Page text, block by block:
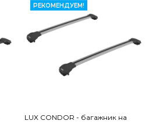
РЕКОМЕНДУЕМ!
LUX CONDOR - багажник на